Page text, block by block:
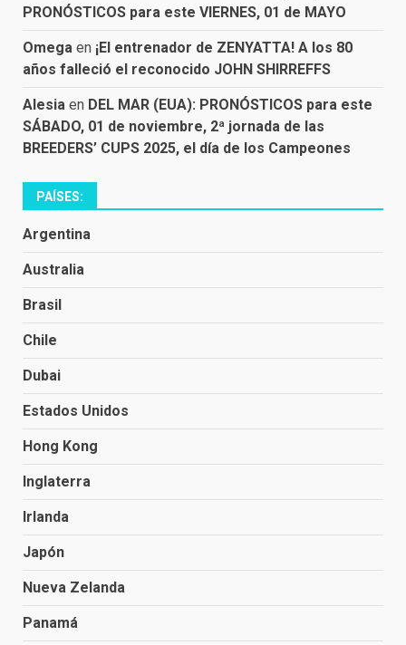
PRONÓSTICOS para este VIERNES, 01 de MAYO
Omega en ¡El entrenador de ZENYATTA! A los 80
años falleció el reconocido JOHN SHIRREFFS
Alesia en DEL MAR (EUA): PRONÓSTICOS para este
SÁBADO, 01 de noviembre, 2ª jornada de las
BREEDERS’ CUPS 2025, el día de los Campeones
PAÍSES:
Argentina
Australia
Brasil
Chile
Dubai
Estados Unidos
Hong Kong
Inglaterra
Irlanda
Japón
Nueva Zelanda
Panamá